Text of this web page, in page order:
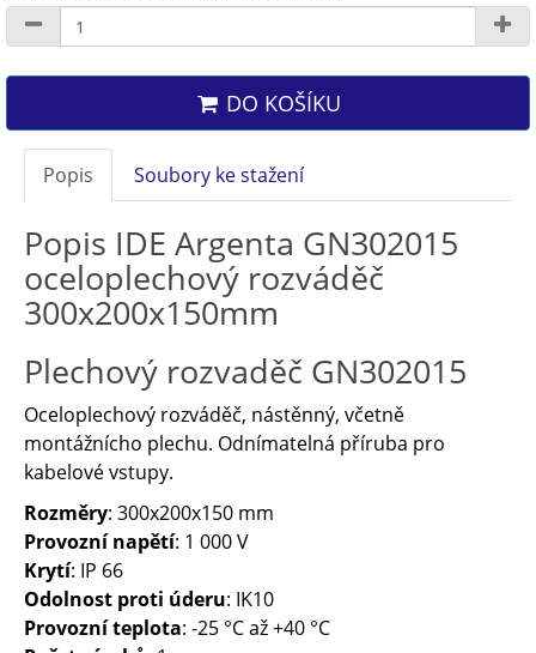
DO KOŠÍKU
Popis Soubory ke stažení
Popis IDE Argenta GN302015
oceloplechový rozváděč
300x200x150mm
Plechový rozvaděč GN302015
Oceloplechový rozváděč, nástěnný, včetně
montážnícho plechu. Odnímatelná příruba pro
kabelové vstupy.
Rozměry: 300x200x150 mm
Provozní napětí: 1 000 V
Krytí: IP 66
Odolnost proti úderu: IK10
Provozní teplota: -25 °C až +40 °C